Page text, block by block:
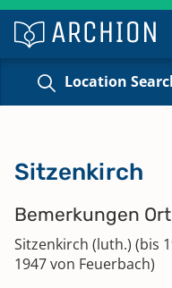
Location
Sitzenkirch
Bemerkungen Ort
Sitzenkirch (luth.) (bis
1947 von Feuerbach)